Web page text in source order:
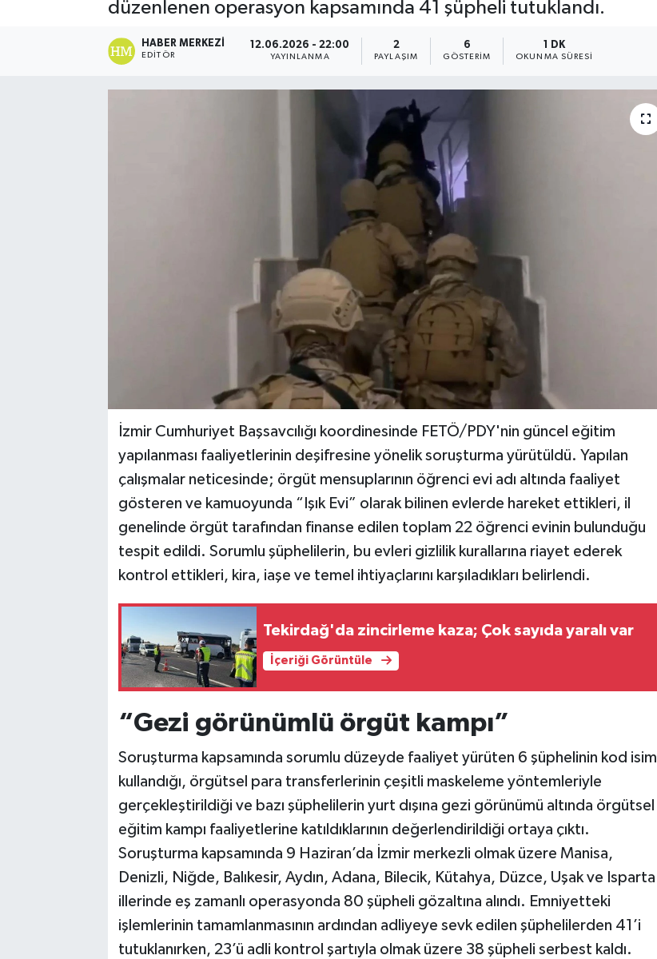
düzenlenen operasyon kapsamında 41 şüpheli tutuklandı.
HABER MERKEZI
EDITÖR
12.06.2026 - 22:00
YAYINLANMA
2
PAYLAŞIM
6
GÖSTERIM
1 DK
OKUNMA SÜRESI
İzmir Cumhuriyet Başsavcılığı koordinesinde FETÖ/PDY'nin güncel eğitim
yapılanması faaliyetlerinin deşifresine yönelik soruşturma yürütüldü. Yapılan
çalışmalar neticesinde; örgüt mensuplarının öğrenci evi adı altında faaliyet
gösteren ve kamuoyunda “Işık Evi” olarak bilinen evlerde hareket ettikleri, il
genelinde örgüt tarafından finanse edilen toplam 22 öğrenci evinin bulunduğu
tespit edildi. Sorumlu şüphelilerin, bu evleri gizlilik kurallarına riayet ederek
kontrol ettikleri, kira, iaşe ve temel ihtiyaçlarını karşıladıkları belirlendi.
Tekirdağ'da zincirleme kaza; Çok sayıda yaralı var
İçeriği Görüntüle
“Gezi görünümlü örgüt kampı”
Soruşturma kapsamında sorumlu düzeyde faaliyet yürüten 6 şüphelinin kod isim
kullandığı, örgütsel para transferlerinin çeşitli maskeleme yöntemleriyle
gerçekleştirildiği ve bazı şüphelilerin yurt dışına gezi görünümü altında örgütsel
eğitim kampı faaliyetlerine katıldıklarının değerlendirildiği ortaya çıktı.
Soruşturma kapsamında 9 Haziran’da İzmir merkezli olmak üzere Manisa,
Denizli, Niğde, Balıkesir, Aydın, Adana, Bilecik, Kütahya, Düzce, Uşak ve Isparta
illerinde eş zamanlı operasyonda 80 şüpheli gözaltına alındı. Emniyetteki
işlemlerinin tamamlanmasının ardından adliyeye sevk edilen şüphelilerden 41’i
tutuklanırken, 23’ü adli kontrol şartıyla olmak üzere 38 şüpheli serbest kaldı.